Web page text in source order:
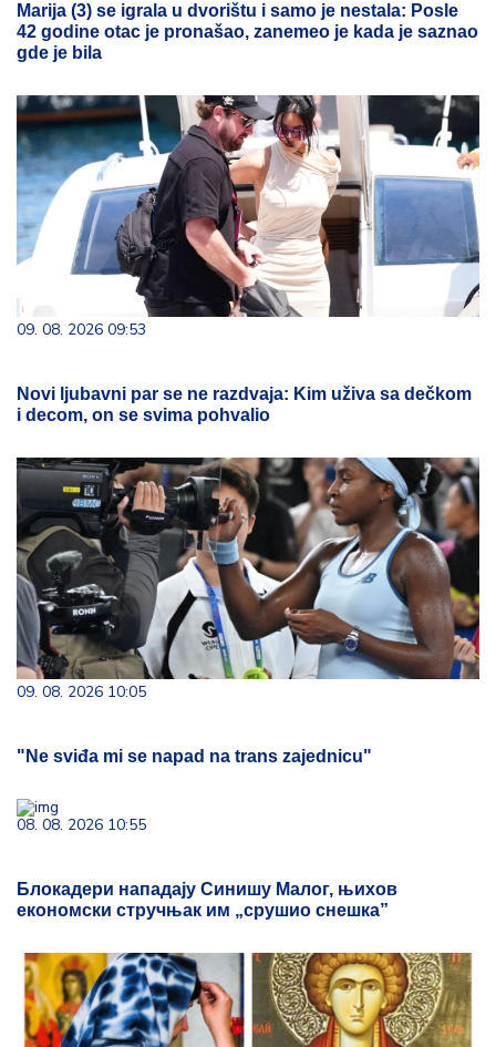
Marija (3) se igrala u dvorištu i samo je nestala: Posle
42 godine otac je pronašao, zanemeo je kada je saznao
gde je bila
09. 08. 2026 09:53
Novi ljubavni par se ne razdvaja: Kim uživa sa dečkom
i decom, on se svima pohvalio
09. 08. 2026 10:05
"Ne sviđa mi se napad na trans zajednicu"
08. 08. 2026 10:55
Блокадери нападају Синишу Малог, њихов
економски стручњак им „срушио снешка”